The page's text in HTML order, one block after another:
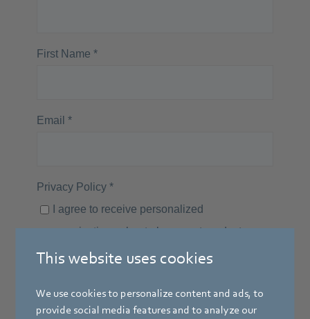
This website uses cookies
We use cookies to personalize content and ads, to
provide social media features and to analyze our